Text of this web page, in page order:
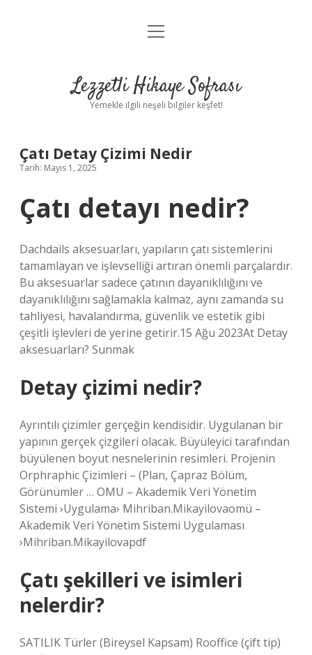
Anasayfa
Yasal Uyarı
menüyü
Lezzetli Hikaye Sofrası
Yemekle ilgili neşeli bilgiler keşfet!
Çatı Detay Çizimi Nedir
Tarih: Mayıs 1, 2025
Çatı detayı nedir?
Dachdails aksesuarları, yapıların çatı sistemlerini
tamamlayan ve işlevselliği artıran önemli parçalardır.
Bu aksesuarlar sadece çatının dayanıklılığını ve
dayanıklılığını sağlamakla kalmaz, aynı zamanda su
tahliyesi, havalandırma, güvenlik ve estetik gibi
çeşitli işlevleri de yerine getirir.15 Ağu 2023At Detay
aksesuarları? Sunmak
Detay çizimi nedir?
Ayrıntılı çizimler gerçeğin kendisidir. Uygulanan bir
yapının gerçek çizgileri olacak. Büyüleyici tarafından
büyülenen boyut nesnelerinin resimleri. Projenin
Orphraphic Çizimleri – (Plan, Çapraz Bölüm,
Görünümler … OMU – Akademik Veri Yönetim
Sistemi ›Uygulama› Mihriban.Mikayilovaomü –
Akademik Veri Yönetim Sistemi Uygulaması
›Mihriban.Mikayilovapdf
Çatı şekilleri ve isimleri
nelerdir?
SATILIK Türler (Bireysel Kapsam) Rooffice (çift tip)